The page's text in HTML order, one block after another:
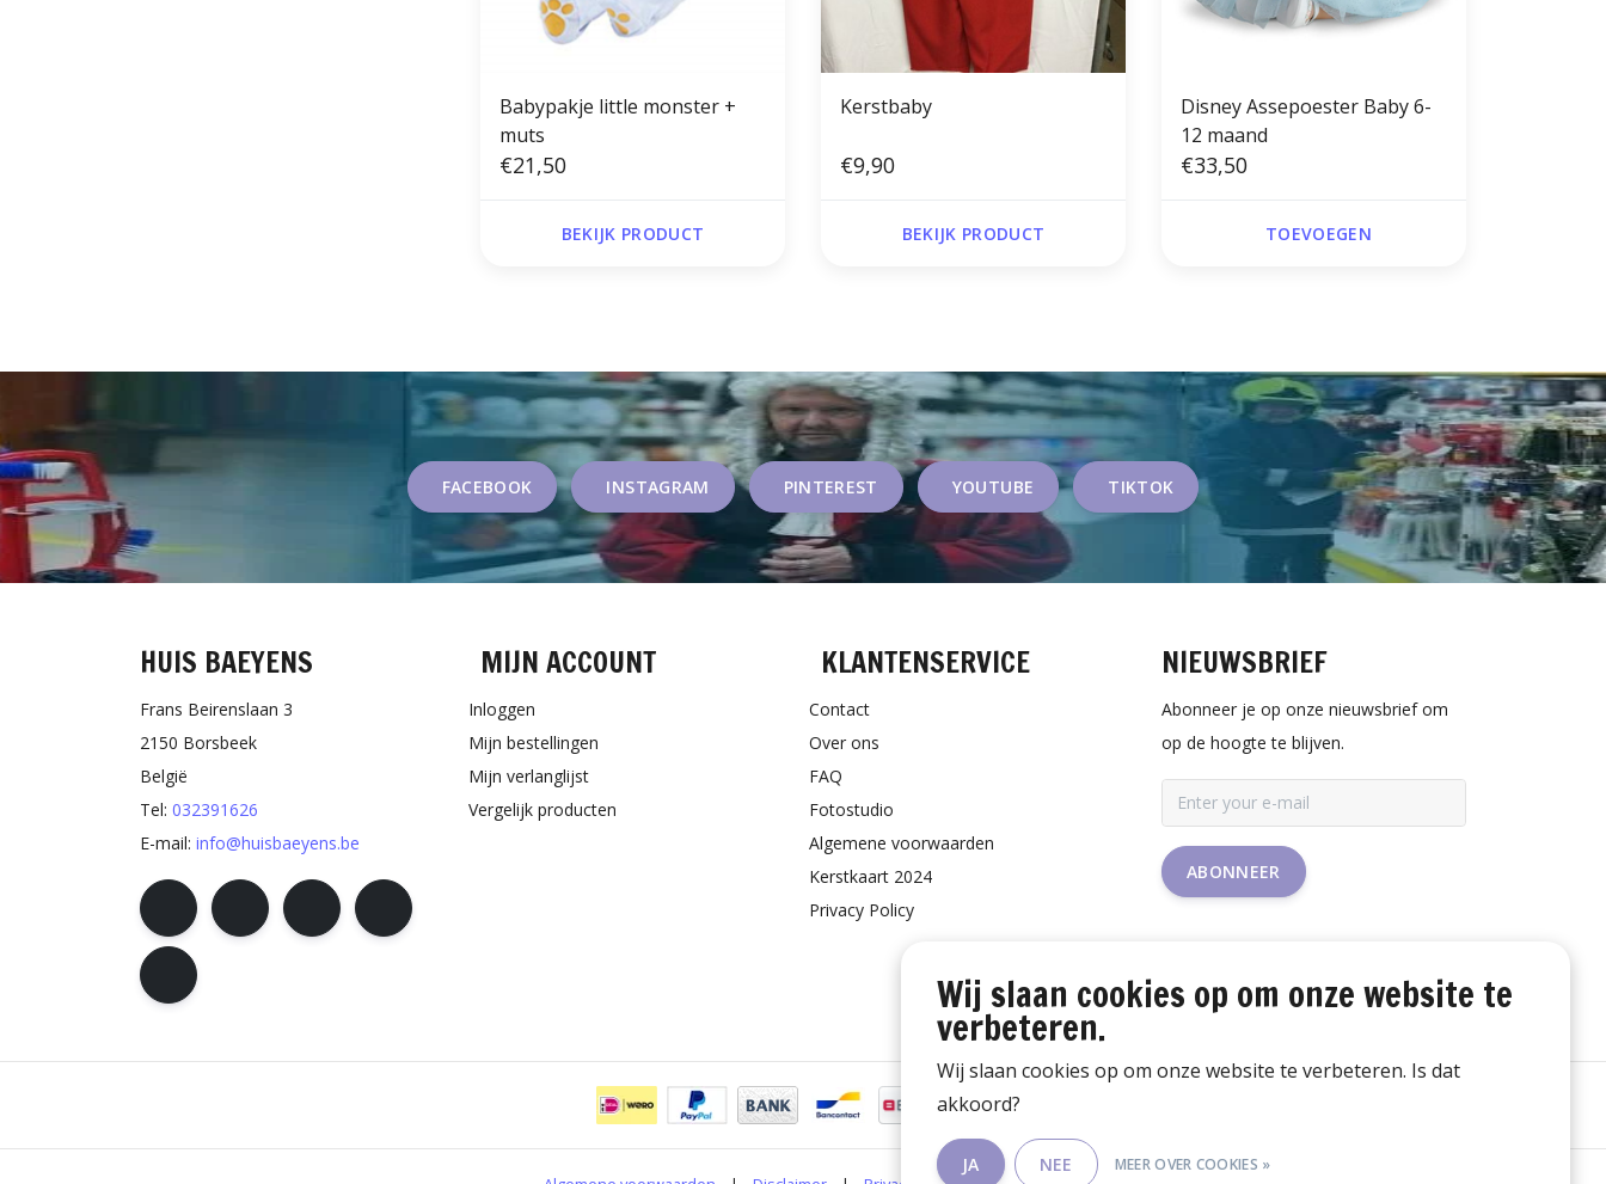
Babypakje little monster +
muts
€21,50
BEKIJK PRODUCT
Kerstbaby
€9,90
BEKIJK PRODUCT
Disney Assepoester Baby 6-
12 maand
€33,50
TOEVOEGEN
FACEBOOK INSTAGRAM PINTEREST YOUTUBE TIKTOK
HUIS BAEYENS
Frans Beirenslaan 3
2150 Borsbeek
België
Tel: 032391626
E-mail: info@huisbaeyens.be
MIJN ACCOUNT
Inloggen
Mijn bestellingen
Mijn verlanglijst
Vergelijk producten
KLANTENSERVICE
Contact
Over ons
FAQ
Fotostudio
Algemene voorwaarden
Kerstkaart 2024
Privacy Policy
NIEUWSBRIEF
Abonneer je op onze nieuwsbrief om
op de hoogte te blijven.
ABONNEER
Wij slaan cookies op om onze website te
verbeteren.
Wij slaan cookies op om onze website te verbeteren. Is dat
akkoord?
JA NEE MEER OVER COOKIES »